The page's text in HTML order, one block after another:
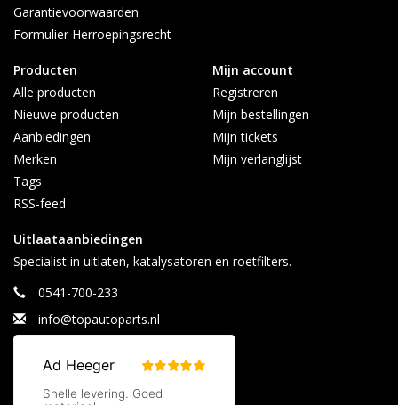
Garantievoorwaarden
Formulier Herroepingsrecht
Producten
Alle producten
Nieuwe producten
Aanbiedingen
Merken
Tags
RSS-feed
Mijn account
Registreren
Mijn bestellingen
Mijn tickets
Mijn verlanglijst
Uitlaataanbiedingen
Specialist in uitlaten, katalysatoren en roetfilters.
0541-700-233
info@topautoparts.nl